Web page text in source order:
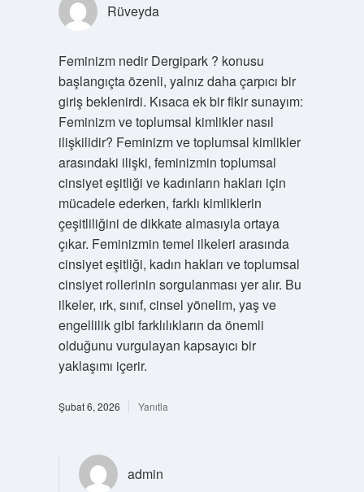
Rüveyda
Feminizm nedir Dergipark ? konusu
başlangıçta özenli, yalnız daha çarpıcı bir
giriş beklenirdi. Kısaca ek bir fikir sunayım:
Feminizm ve toplumsal kimlikler nasıl
ilişkilidir? Feminizm ve toplumsal kimlikler
arasındaki ilişki, feminizmin toplumsal
cinsiyet eşitliği ve kadınların hakları için
mücadele ederken, farklı kimliklerin
çeşitliliğini de dikkate almasıyla ortaya
çıkar. Feminizmin temel ilkeleri arasında
cinsiyet eşitliği, kadın hakları ve toplumsal
cinsiyet rollerinin sorgulanması yer alır. Bu
ilkeler, ırk, sınıf, cinsel yönelim, yaş ve
engellilik gibi farklılıkların da önemli
olduğunu vurgulayan kapsayıcı bir
yaklaşımı içerir.
Şubat 6, 2026 Yanıtla
admin